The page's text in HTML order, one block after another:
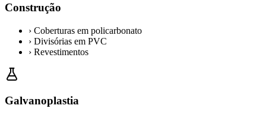
Construção
› Coberturas em policarbonato
› Divisórias em PVC
› Revestimentos
Galvanoplastia